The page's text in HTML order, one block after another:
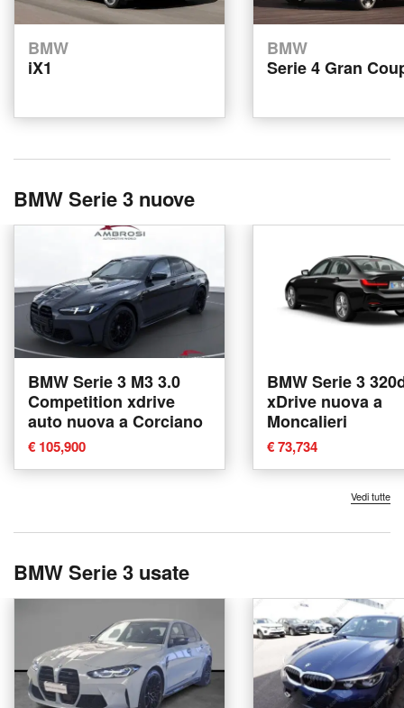
BMW
iX1
BMW
Serie 4 Gran
BMW Serie 3 nuove
BMW Serie 3 M3 3.0
Competition xdrive
auto nuova a Corciano
€ 105,900
BMW Serie 3
xDrive nuova a
Moncalieri
€ 73,734
Vedi tutte
BMW Serie 3 usate